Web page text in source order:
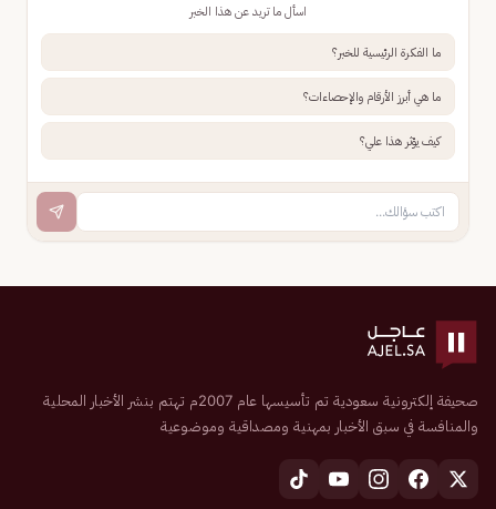
اسأل ما تريد عن هذا الخبر
ما الفكرة الرئيسية للخبر؟
ما هي أبرز الأرقام والإحصاءات؟
كيف يؤثر هذا علي؟
صحيفة إلكترونية سعودية تم تأسيسها عام 2007م تهتم بنشر الأخبار المحلية
والمنافسة في سبق الأخبار بمهنية ومصداقية وموضوعية